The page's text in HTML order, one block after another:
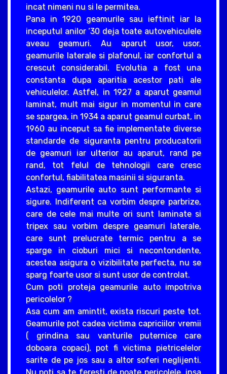
incat nimeni nu si le permitea.
Pana in 1920 geamurile sau ieftinit iar la
inceputul anilor ‘30 deja toate autovehiculele
aveau geamuri. Au aparut usor, usor,
geamurile laterale si plafonul, iar confortul a
crescut considerabil. Evolutia a fost una
constanta dupa aparitia acestor pati ale
vehiculelor. Astfel, in 1927 a aparut geamul
laminat, mult mai sigur in momentul in care
se spargea, in 1934 a aparut geamul curbat, in
1960 au inceput sa fie implementate diverse
standarde de siguranta pentru producatorii
de geamuri iar ulterior au aparut, rand pe
rand, tot felul de tehnologii care cresc
confortul, fiabilitatea masinii si siguranta.
Astazi, geamurile auto sunt performante si
sigure. Indiferent ca vorbim despre parbrize,
care de cele mai multe ori sunt laminate si
tripex sau vorbim despre geamuri laterale,
care sunt prelucrate termic pentru a se
sparge in cioburi mici si necontondente,
acestea asigura o vizibilitate perfecta, nu se
sparg foarte usor si sunt usor de controlat.
Cum poti proteja geamurile auto impotriva
pericolelor ?
Asa cum am amintit, exista riscuri peste tot.
Geamurile pot cadea victima capriciilor vremii
( grindina sau vanturile puternice care
doboara copaci), pot fi victima pietricelelor
sarite de pe jos sau a altor soferi neglijenti.
Nu poti sa te feresti de poate pericolele, insa